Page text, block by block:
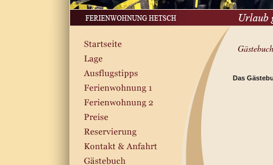
Gästebuch
Das